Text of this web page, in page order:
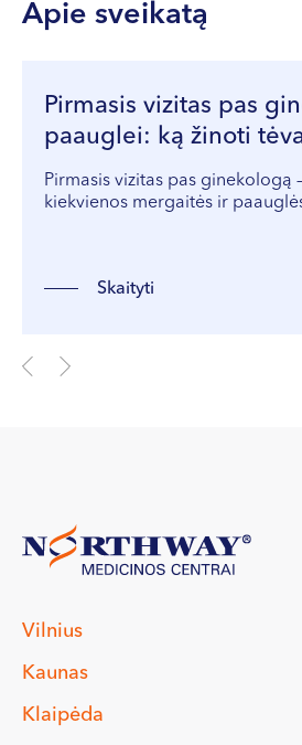
Apie sveikatą
Pirmasis vizitas pas
paauglei: ką žinoti
Pirmasis vizitas pas ginekologą
kiekvienos mergaitės ir
Skaityti
Vilnius
Kaunas
Klaipėda